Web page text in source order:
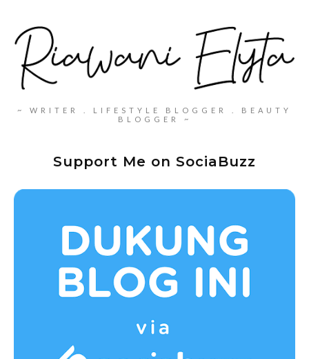
~ WRITER . LIFESTYLE BLOGGER . BEAUTY
BLOGGER ~
Support Me on SociaBuzz